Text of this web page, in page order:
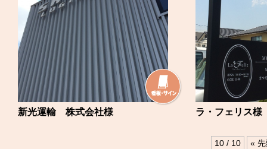
新光運輸 株式会社様 ラ・フェリス様
10 / 10 «